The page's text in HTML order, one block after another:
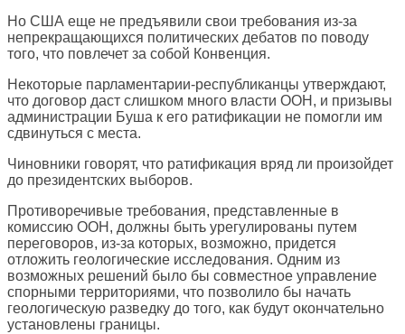
Но США еще не предъявили свои требования из-за
непрекращающихся политических дебатов по поводу
того, что повлечет за собой Конвенция.
Некоторые парламентарии-республиканцы утверждают,
что договор даст слишком много власти ООН, и призывы
администрации Буша к его ратификации не помогли им
сдвинуться с места.
Чиновники говорят, что ратификация вряд ли произойдет
до президентских выборов.
Противоречивые требования, представленные в
комиссию ООН, должны быть урегулированы путем
переговоров, из-за которых, возможно, придется
отложить геологические исследования. Одним из
возможных решений было бы совместное управление
спорными территориями, что позволило бы начать
геологическую разведку до того, как будут окончательно
установлены границы.